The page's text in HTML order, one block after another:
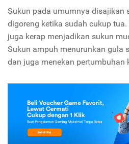
Sukun pada umumnya disajikan
digoreng ketika sudah cukup
juga kerap menjadikan sukun
Sukun ampuh menurunkan gula
dan juga menekan pertumbuhan